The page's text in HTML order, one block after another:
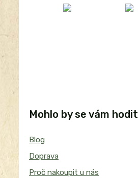
Mohlo by se vám hodit
Blog
Doprava
Proč nakoupit u nás